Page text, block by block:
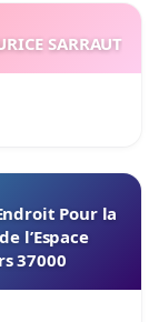
SARRAUT
Pour la
l’Espace
37000